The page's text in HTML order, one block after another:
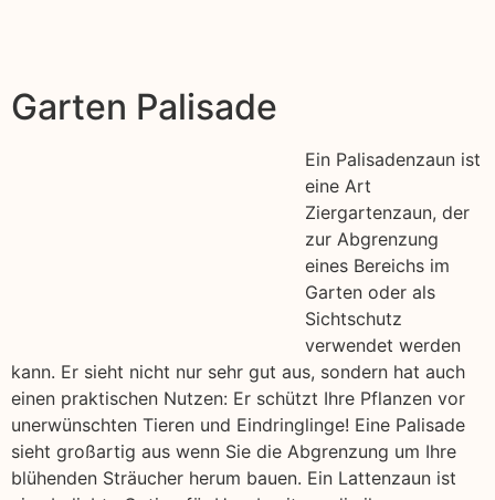
Garten Palisade
Ein Palisadenzaun ist
eine Art
Ziergartenzaun, der
zur Abgrenzung
eines Bereichs im
Garten oder als
Sichtschutz
verwendet werden
kann. Er sieht nicht nur sehr gut aus, sondern hat auch
einen praktischen Nutzen: Er schützt Ihre Pflanzen vor
unerwünschten Tieren und Eindringlinge! Eine Palisade
sieht großartig aus wenn Sie die Abgrenzung um Ihre
blühenden Sträucher herum bauen. Ein Lattenzaun ist